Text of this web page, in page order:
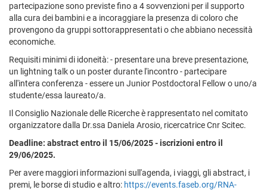
partecipazione sono previste fino a 4 sovvenzioni per il supporto
alla cura dei bambini e a incoraggiare la presenza di coloro che
provengono da gruppi sottorappresentati o che abbiano necessità
economiche.
Requisiti minimi di idoneità: - presentare una breve presentazione,
un lightning talk o un poster durante l'incontro - partecipare
all'intera conferenza - essere un Junior Postdoctoral Fellow o uno/a
studente/essa laureato/a.
Il Consiglio Nazionale delle Ricerche è rappresentato nel comitato
organizzatore dalla Dr.ssa Daniela Arosio, ricercatrice Cnr Scitec.
Deadline: abstract entro il 15/06/2025 - iscrizioni entro il
29/06/2025.
Per avere maggiori informazioni sull'agenda, i viaggi, gli abstract, i
premi, le borse di studio e altro: https://events.faseb.org/RNA-